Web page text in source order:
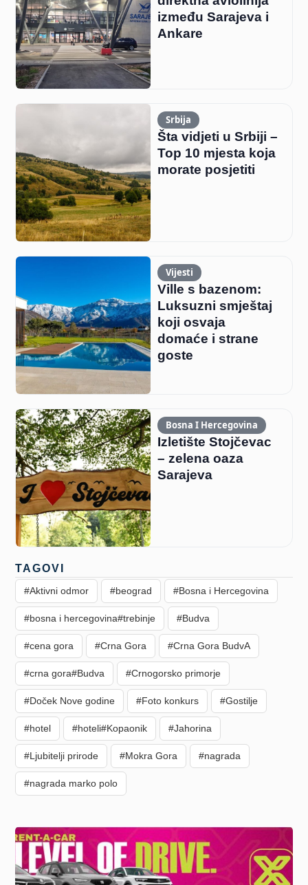
između Sarajeva i
Ankare
Srbija
Šta vidjeti u Srbiji –
Top 10 mjesta koja
morate posjetiti
Vijesti
Ville s bazenom:
Luksuzni smještaj
koji osvaja
domaće i strane
goste
Bosna I Hercegovina
Izletište Stojčevac
– zelena oaza
Sarajeva
TAGOVI
#Aktivni odmor #beograd #Bosna i Hercegovina
#bosna i hercegovina#trebinje #Budva
#cena gora #Crna Gora #Crna Gora BudvA
#crna gora#Budva #Crnogorsko primorje
#Doček Nove godine #Foto konkurs #Gostilje
#hotel #hoteli#Kopaonik #Jahorina
#Ljubitelji prirode #Mokra Gora #nagrada
#nagrada marko polo